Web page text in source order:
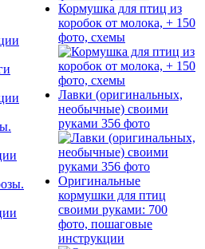
Кормушка для птиц из
коробок от молока, + 150
фото, схемы
Лавки (оригинальных,
необычные) своими
руками 356 фото
Оригинальные
кормушки для птиц
своими руками: 700
фото, пошаговые
инструкции